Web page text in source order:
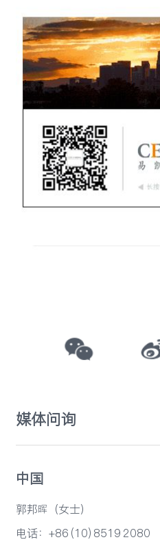
媒体问询
中国
郭邦晖（女士）
电话：+86 (10) 8519 2080